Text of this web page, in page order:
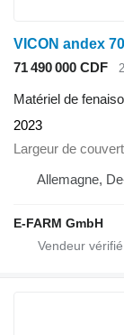
VICON andex
71 490 000 CDF
Matériel de
2023
Largeur de
Allemagne,
E-FARM GmbH